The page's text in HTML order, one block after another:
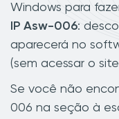
Windows para
IP Asw-006:
aparecerá no
(sem acessar o
Se você não
006 na seção à